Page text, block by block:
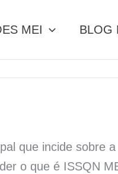
MEI BLOG
que incide sobre a
o que é ISSQN